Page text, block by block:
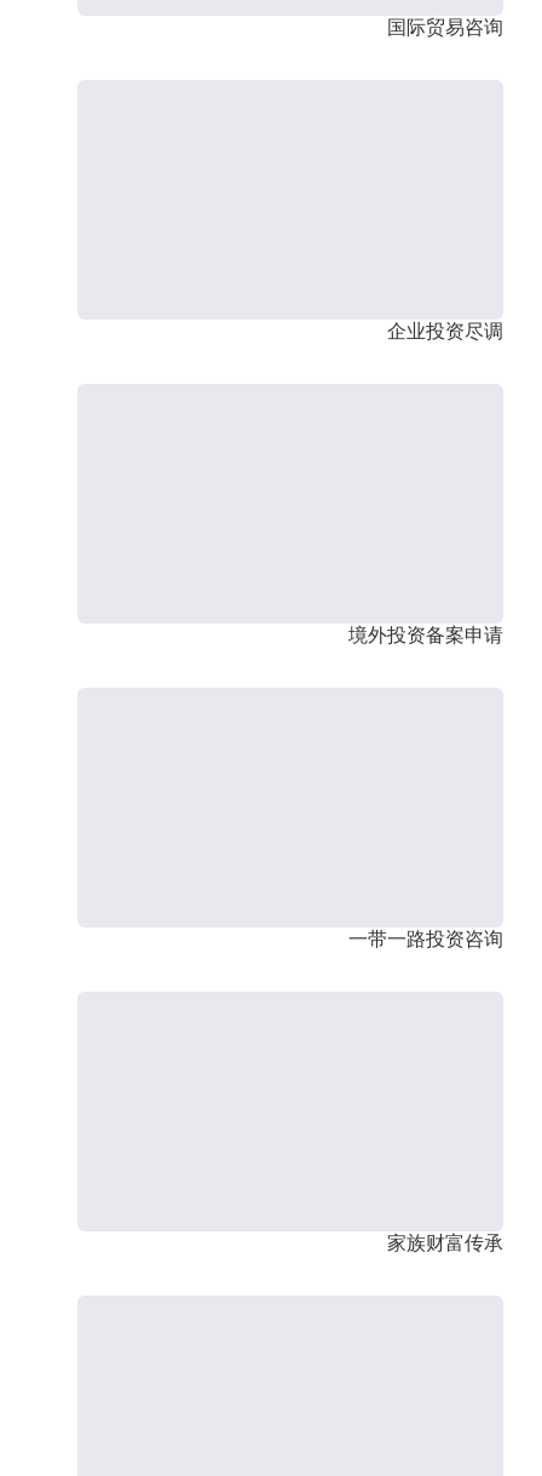
国际贸易咨询
企业投资尽调
境外投资备案申请
一带一路投资咨询
家族财富传承